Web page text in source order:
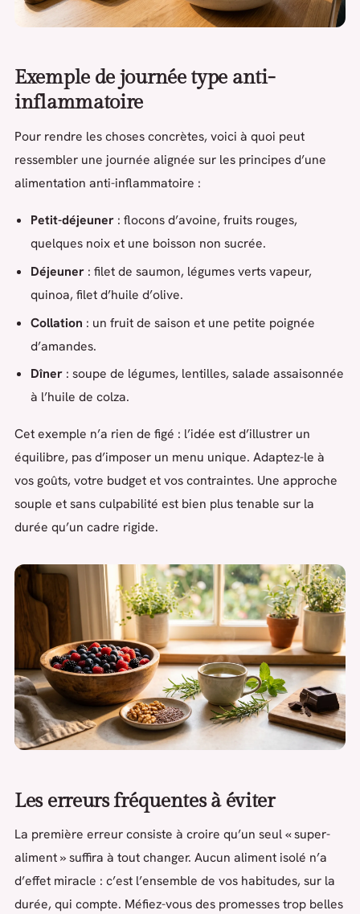
Exemple de journée type anti-
inflammatoire
Pour rendre les choses concrètes, voici à quoi peut
ressembler une journée alignée sur les principes d’une
alimentation anti-inflammatoire :
Petit-déjeuner : flocons d’avoine, fruits rouges,
quelques noix et une boisson non sucrée.
Déjeuner : filet de saumon, légumes verts vapeur,
quinoa, filet d’huile d’olive.
Collation : un fruit de saison et une petite poignée
d’amandes.
Dîner : soupe de légumes, lentilles, salade assaisonnée
à l’huile de colza.
Cet exemple n’a rien de figé : l’idée est d’illustrer un
équilibre, pas d’imposer un menu unique. Adaptez-le à
vos goûts, votre budget et vos contraintes. Une approche
souple et sans culpabilité est bien plus tenable sur la
durée qu’un cadre rigide.
Les erreurs fréquentes à éviter
La première erreur consiste à croire qu’un seul « super-
aliment » suffira à tout changer. Aucun aliment isolé n’a
d’effet miracle : c’est l’ensemble de vos habitudes, sur la
durée, qui compte. Méfiez-vous des promesses trop belles